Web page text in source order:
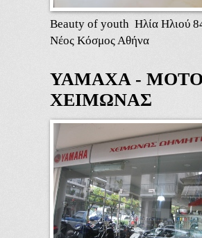
Beauty of youth Ηλία Ηλιού
Νέος Κόσμος Αθήνα
ΥΑΜΑΧΑ - ΜΟΤΟ
ΧΕΙΜΩΝΑΣ